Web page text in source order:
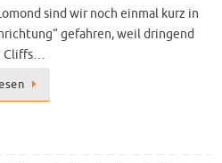
sind wir noch einmal kurz in
gefahren, weil dringend
Cliffs…